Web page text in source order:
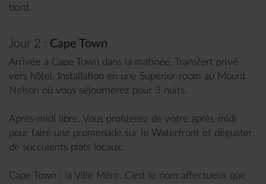
bord.
Jour 2 : Cape Town
Arrivée à Cape Town dans la matinée. Transfert privé
vers hôtel. Installation en une Superior room au Mount
Nelson où vous séjournerez pour 3 nuits.
Après-midi libre. Vous profiterez de votre après-midi
pour faire une promenade sur le Waterfront et déguster
de succulents plats locaux.
Cape Town : la Ville Mère. C’est le nom affectueux que